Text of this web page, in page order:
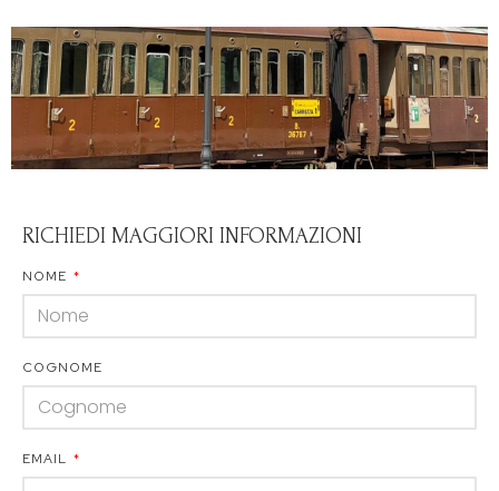
RICHIEDI MAGGIORI INFORMAZIONI
NOME
COGNOME
EMAIL